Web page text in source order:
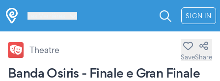
SIGN IN
Banda Osiris - Finale e Gran Finale
Theatre
SaveShare